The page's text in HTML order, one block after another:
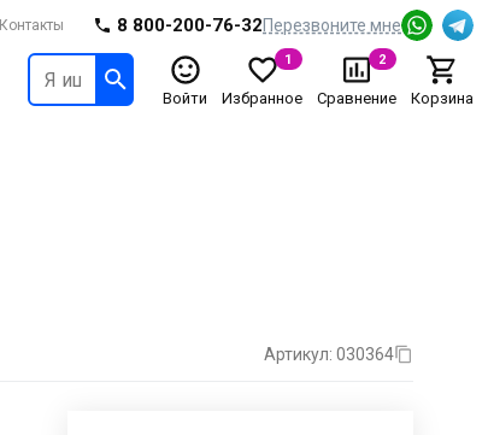
Контакты 8 800-200-76-32Перезвоните мне
Войти Избранное
1
Сравнение
2
Корзина
Артикул: 030364